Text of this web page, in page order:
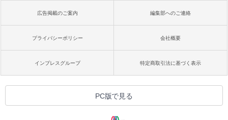
広告掲載のご案内 編集部へのご連絡
プライバシーポリシー 会社概要
インプレスグループ 特定商取引法に基づく表示
PC版で見る